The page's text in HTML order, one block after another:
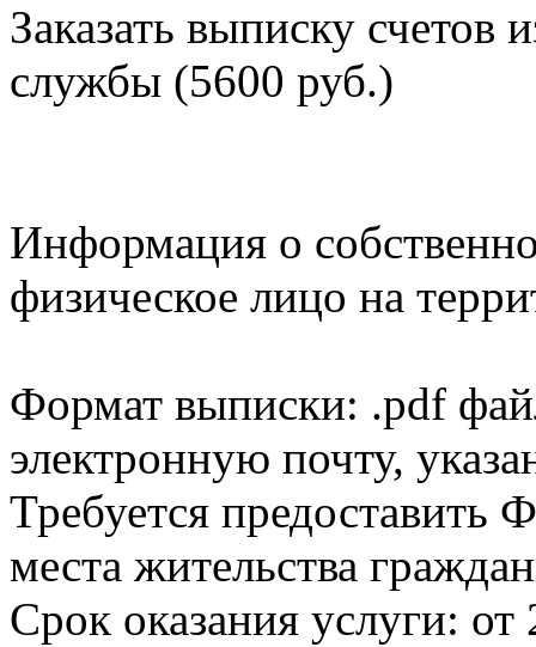
Заказать выписку счетов
службы (5600 руб.)
Информация о
физическое лицо на
Формат выписки: .pdf
электронную почту,
Требуется
места жительства
Срок оказания услуги: от